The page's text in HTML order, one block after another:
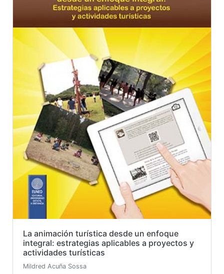
La animación turística desde un enfoque
integral: estrategias aplicables a proyectos y
actividades turísticas
Mildred Acuña Sossa